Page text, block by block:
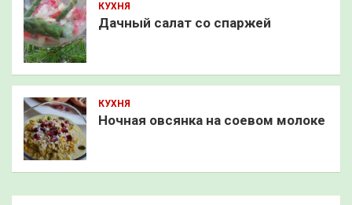
КУХНЯ
Дачный салат со спаржей
КУХНЯ
Ночная овсянка на соевом молоке